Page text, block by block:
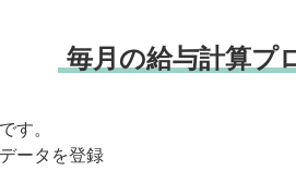
毎月の給与計算プ
す。
ータを登録